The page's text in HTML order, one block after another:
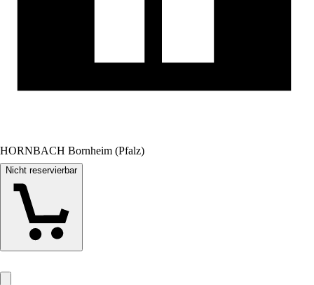
HORNBACH Bornheim (Pfalz)
Nicht reservierbar